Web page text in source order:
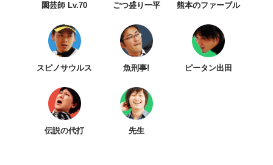
園芸師 Lv.70 ごつ盛り一平 熊本のファーブル
スピノサウルス 魚刑事! ピータン出田
伝説の代打 先生